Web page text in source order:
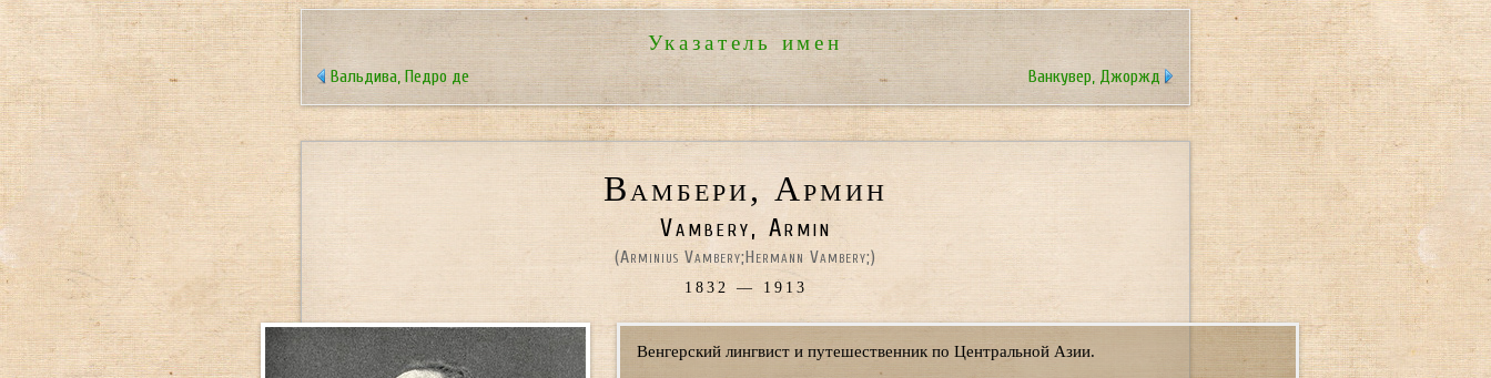
Указатель имен
Вальдива, Педро де Ванкувер, Джоржд
Вамбери, Армин
Vambery, Armin
(Arminius Vambery;Hermann Vambery;)
1832 — 1913
Венгерский лингвист и путешественник по Центральной Азии.